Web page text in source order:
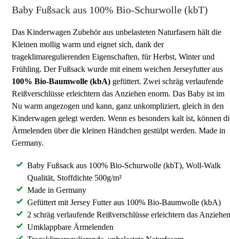
Baby Fußsack aus 100% Bio-Schurwolle (kbT)
Das Kinderwagen Zubehör aus unbelasteten Naturfasern hält die
Kleinen mollig warm und eignet sich, dank der
trageklimaregulierenden Eigenschaften, für Herbst, Winter und
Frühling. Der Fußsack wurde mit einem weichen Jerseyfutter aus
100% Bio-Baumwolle (kbA) gefüttert. Zwei schräg verlaufende
Reißverschlüsse erleichtern das Anziehen enorm. Das Baby ist im
Nu warm angezogen und kann, ganz unkompliziert, gleich in den
Kinderwagen gelegt werden. Wenn es besonders kalt ist, können
Ärmelenden über die kleinen Händchen gestülpt werden. Made in
Germany.
Baby Fußsack aus 100% Bio-Schurwolle (kbT), Woll-Walk
Qualität, Stoffdichte 500g/m²
Made in Germany
Gefüttert mit Jersey Futter aus 100% Bio-Baumwolle (kbA)
2 schräg verlaufende Reißverschlüsse erleichtern das Anziehen
Umklappbare Ärmelenden